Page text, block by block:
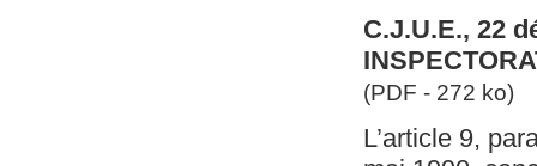
C.J.U.E., 22
(PDF - 272 ko)
L’article 9,